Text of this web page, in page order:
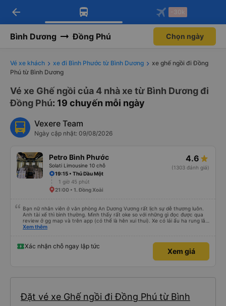
Tải app Vexere ngay!
Nhận ưu đãi thành viên độc
Mở app
Tải app Vexere
-30k/ghế khi đặt vé máy bay qua
Mở app
arrow_back -30k
Bình Dương Đồng Phú Chọn ngày
Vé xe khách xe đi Bình Phước từ Bình Dương
xe ghế ngồi đi Đồng
Phú từ Bình Dương
Vé xe Ghế ngồi của 4 nhà xe từ Bình Dương đi
Đồng Phú: 19 chuyến mỗi ngày
Vexere Team
Ngày cập nhật: 09/08/2026
Petro Bình Phước
Solati Limousine 10 chỗ
4.6
(1303 đánh giá)
19:15 • Thủ Dầu Một
1 giờ 45 phút
21:00 • 1. Đồng Xoài
Bạn nữ nhân viên ở văn phòng An Dương Vương rất lịch sự dễ thương luôn.
Anh tài xế thì bình thường. Mình thấy rất oke so với những gì đọc được qua
review ở gg map và trên app (có thể là hên xui thui). Xe có lái ẩu ha rung lắc
hay không thì cũng ko rõ tại mình say xe nên ngủ ko à
Xem thêm
Xác nhận chỗ ngay lập tức
Xem giá
Đặt vé xe Ghế ngồi đi Đồng Phú từ Bình